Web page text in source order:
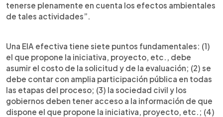
tenerse plenamente en cuenta los efectos ambientales
de tales actividades”.
Una EIA efectiva tiene siete puntos fundamentales: (1)
el que propone la iniciativa, proyecto, etc., debe
asumir el costo de la solicitud y de la evaluación; (2) se
debe contar con amplia participación pública en todas
las etapas del proceso; (3) la sociedad civil y los
gobiernos deben tener acceso a la información de que
dispone el que propone la iniciativa, proyecto, etc.; (4)